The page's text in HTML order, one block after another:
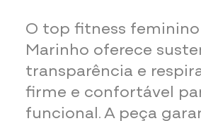
O top fitness
Marinho oferece
transparência e
firme e confortável
funcional. A peça